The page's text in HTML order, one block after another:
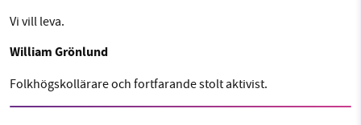
Vi vill leva.
William Grönlund
Folkhögskollärare och fortfarande stolt aktivist.